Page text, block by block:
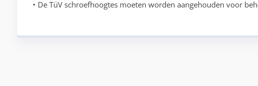
• De TüV schroefhoogtes moeten worden aangehouden voor